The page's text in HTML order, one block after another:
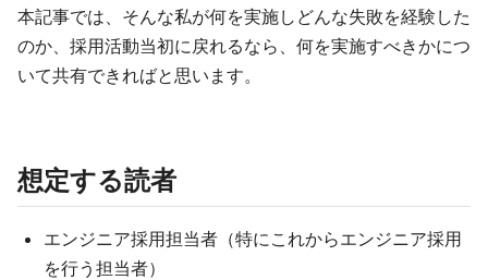
本記事では、そんな私が何を実施しどんな失敗を経験した
のか、採用活動当初に戻れるなら、何を実施すべきかにつ
いて共有できればと思います。
想定する読者
エンジニア採用担当者（特にこれからエンジニア採用
を行う担当者）